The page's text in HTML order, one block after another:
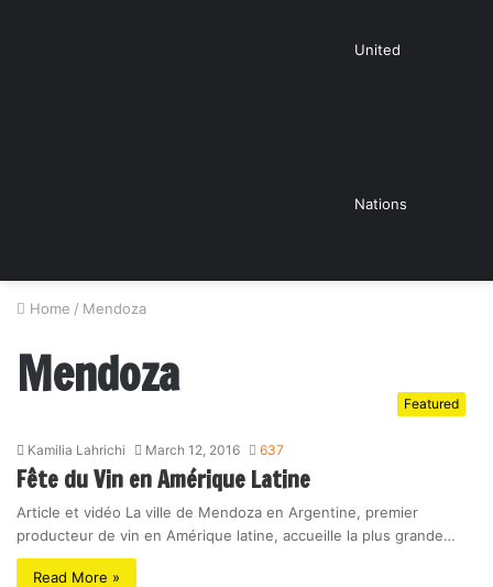
United
Nations
Home / Mendoza
Mendoza Featured
Kamilia Lahrichi March 12, 2016 637
Fête du Vin en Amérique Latine
Article et vidéo La ville de Mendoza en Argentine, premier
producteur de vin en Amérique latine, accueille la plus grande…
Read More »